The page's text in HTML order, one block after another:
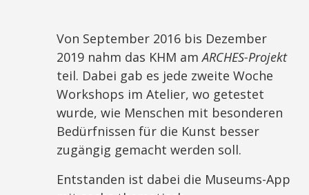
Von September 2016 bis Dezember
2019 nahm das KHM amARCHES-Projekt
teil. Dabei gab es jede zweite Woche
Workshops im Atelier, wo getestet
wurde, wie Menschen mit besonderen
Bedürfnissen für die Kunst besser
zugängig gemacht werden soll.
Entstanden ist dabei die Museums-App